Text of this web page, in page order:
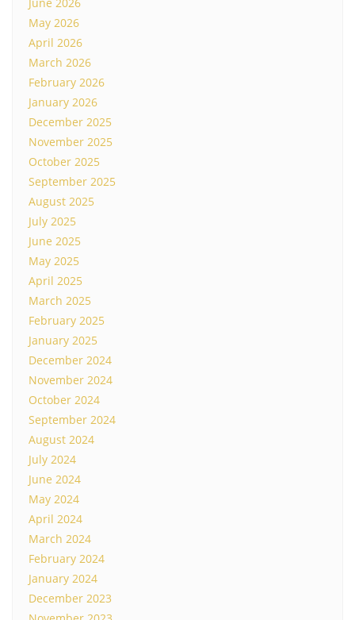
May 2026
April 2026
March 2026
February 2026
January 2026
December 2025
November 2025
October 2025
September 2025
August 2025
July 2025
June 2025
May 2025
April 2025
March 2025
February 2025
January 2025
December 2024
November 2024
October 2024
September 2024
August 2024
July 2024
June 2024
May 2024
April 2024
March 2024
February 2024
January 2024
December 2023